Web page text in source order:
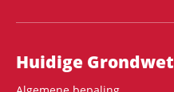
Hoofdnavigatie
Huidige Grondwet